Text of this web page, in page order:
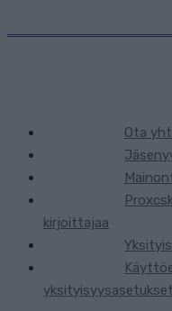
Ota
kirjoittajaa
yksityisyysasetukset